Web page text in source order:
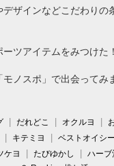
ザインなどこだわりの
ーツアイテムをみつけた
ノスポ」で出会ってみ
だれどこ オクルヨ
キテミヨ ベストオイシー
ケヨ たびゆかし
ハーブ